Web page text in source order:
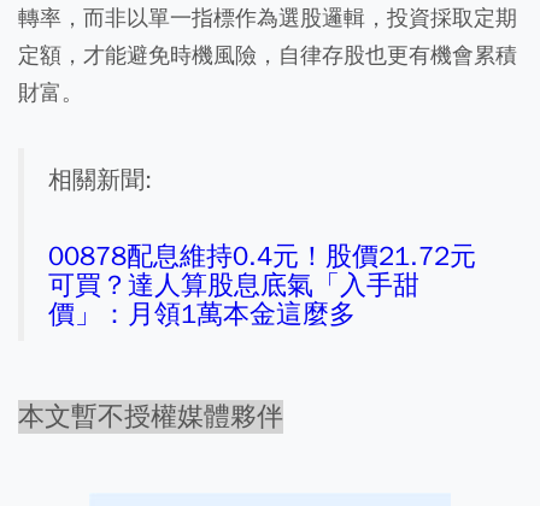
轉率，而非以單一指標作為選股邏輯，投資採取定期
定額，才能避免時機風險，自律存股也更有機會累積
財富。
相關新聞:
00878配息維持0.4元！股價21.72元
可買？達人算股息底氣「入手甜
價」：月領1萬本金這麼多
本文暫不授權媒體夥伴